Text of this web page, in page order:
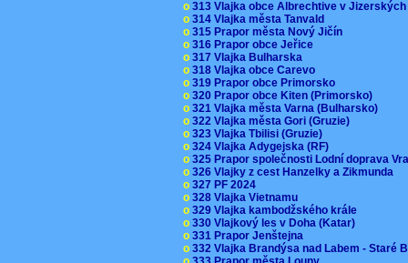
o 313 Vlajka obce Albrechtive v
o 314 Vlajka města Tanvald
o 315 Prapor města Nový Jičín
o 316 Prapor obce Jeřice
o 317 Vlajka Bulharska
o 318 Vlajka obce Carevo
o 319 Prapor obce Primorsko
o 320 Prapor obce Kiten (Primorsko)
o 321 Vlajka města Varna (Bulharsko)
o 322 Vlajka města Gori (Gruzie)
o 323 Vlajka Tbilisi (Gruzie)
o 324 Vlajka Adygejska (RF)
o 325 Prapor společnosti Lodní doprava
o 326 Vlajky z cest Hanzelky a Zikmunda
o 327 PF 2024
o 328 Vlajka Vietnamu
o 329 Vlajka kambodžského krále
o 330 Vlajkový les v Doha (Katar)
o 331 Prapor Jenštejna
o 332 Vlajka Brandýsa nad Labem - Staré